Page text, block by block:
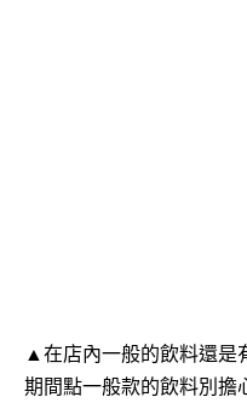
▲在店內一般的飲料還是
期間點一般款的飲料別擔